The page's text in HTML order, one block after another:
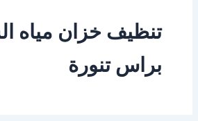
تنظيف خزان مياه
براس تنورة